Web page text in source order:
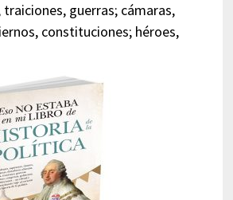
guerras; cámaras,
constituciones; héroes,